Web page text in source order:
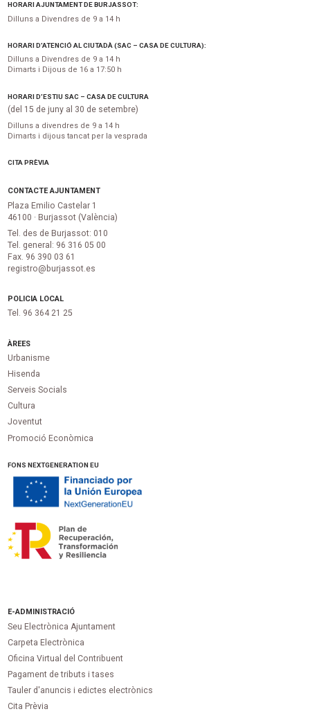
HORARI AJUNTAMENT DE BURJASSOT:
Dilluns a Divendres de 9 a 14 h
HORARI D’ATENCIÓ AL CIUTADÀ (SAC – CASA DE CULTURA):
Dilluns a Divendres de 9 a 14 h
Dimarts i Dijous de 16 a 17:50 h
HORARI D’ESTIU SAC – CASA DE CULTURA
(del 15 de juny al 30 de setembre)
Dilluns a divendres de 9 a 14 h
Dimarts i dijous tancat per la vesprada
CITA PRÈVIA
CONTACTE AJUNTAMENT
Plaza Emilio Castelar 1
46100 · Burjassot (València)
Tel. des de Burjassot: 010
Tel. general: 96 316 05 00
Fax. 96 390 03 61
registro@burjassot.es
POLICIA LOCAL
Tel. 96 364 21 25
ÀREES
Urbanisme
Hisenda
Serveis Socials
Cultura
Joventut
Promoció Econòmica
FONS NEXTGENERATION EU
E-ADMINISTRACIÓ
Seu Electrònica Ajuntament
Carpeta Electrònica
Oficina Virtual del Contribuent
Pagament de tributs i tases
Tauler d'anuncis i edictes electrònics
Cita Prèvia